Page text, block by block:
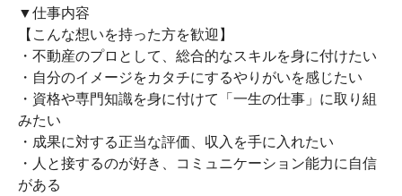
▼仕事内容
【こんな想いを持った方を歓迎】
・不動産のプロとして、総合的なスキルを身に付けたい
・自分のイメージをカタチにするやりがいを感じたい
・資格や専門知識を身に付けて「一生の仕事」に取り組
みたい
・成果に対する正当な評価、収入を手に入れたい
・人と接するのが好き、コミュニケーション能力に自信
がある